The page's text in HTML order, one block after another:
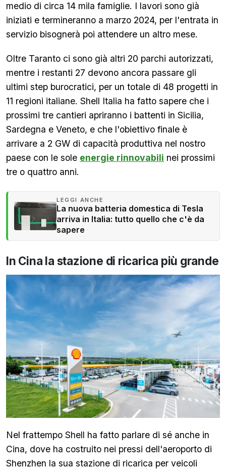
medio di circa 14 mila famiglie. I lavori sono già
iniziati e termineranno a marzo 2024, per l'entrata in
servizio bisognerà poi attendere un altro mese.
Oltre Taranto ci sono già altri 20 parchi autorizzati,
mentre i restanti 27 devono ancora passare gli
ultimi step burocratici, per un totale di 48 progetti in
11 regioni italiane. Shell Italia ha fatto sapere che i
prossimi tre cantieri apriranno i battenti in Sicilia,
Sardegna e Veneto, e che l'obiettivo finale è
arrivare a 2 GW di capacità produttiva nel nostro
paese con le sole energie rinnovabili nei prossimi
tre o quattro anni.
LEGGI ANCHE
La nuova batteria domestica di Tesla
arriva in Italia: tutto quello che c'è da
sapere
In Cina la stazione di ricarica più grande
Nel frattempo Shell ha fatto parlare di sé anche in
Cina, dove ha costruito nei pressi dell'aeroporto di
Shenzhen la sua stazione di ricarica per veicoli